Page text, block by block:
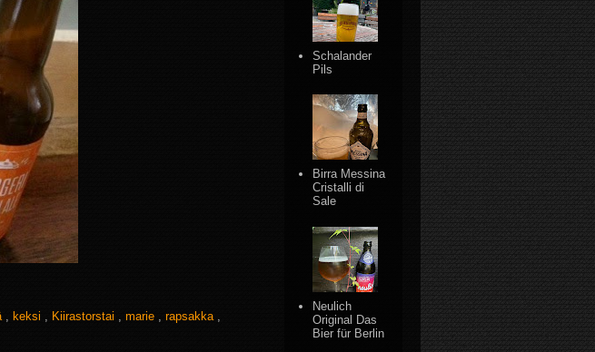
, keksi , Kiirastorstai , marie , rapsakka ,
Schalander
Pils
Birra Messina
Cristalli di
Sale
Neulich
Original Das
Bier für Berlin